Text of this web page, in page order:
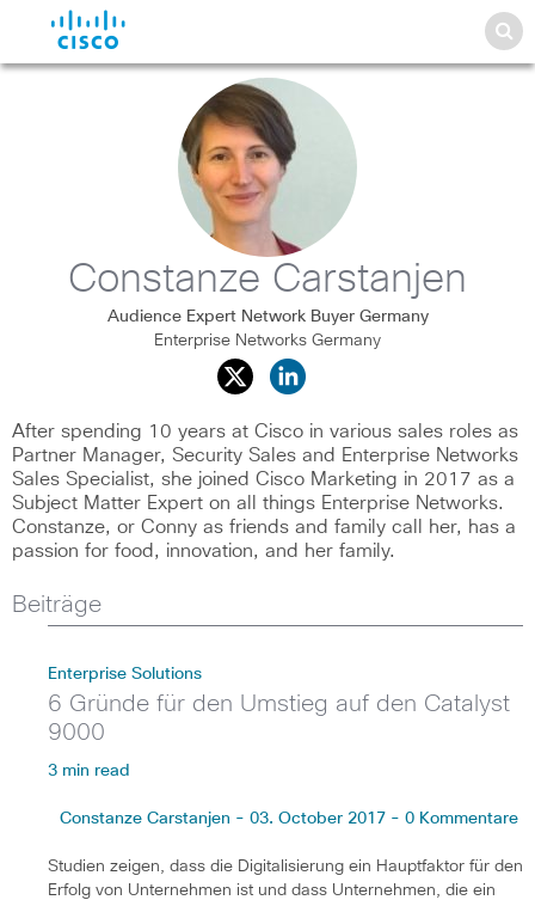
Constanze Carstanjen
Audience Expert Network Buyer Germany
Enterprise Networks Germany
After spending 10 years at Cisco in various sales roles as
Partner Manager, Security Sales and Enterprise Networks
Sales Specialist, she joined Cisco Marketing in 2017 as a
Subject Matter Expert on all things Enterprise Networks.
Constanze, or Conny as friends and family call her, has a
passion for food, innovation, and her family.
Beiträge
Enterprise Solutions
6 Gründe für den Umstieg auf den Catalyst
9000
3 min read
Constanze Carstanjen - 03. October 2017 - 0 Kommentare
Studien zeigen, dass die Digitalisierung ein Hauptfaktor für den
Erfolg von Unternehmen ist und dass Unternehmen, die ein